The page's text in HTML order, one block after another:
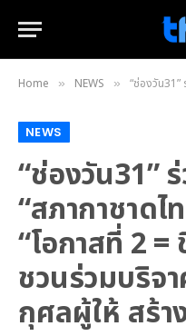
Home » NEWS » “ช่องวัน31” ร่วมกับ “สภากา
NEWS
“ช่องวัน31”
“สภากาชาดไ
“โอกาสที่ 2
ชวนร่วมบริจา
กุศลผู้ให้ สร้า